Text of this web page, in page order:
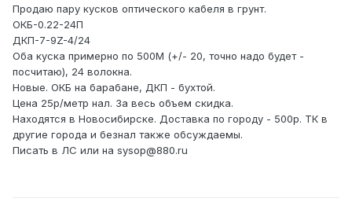
Продаю пару кусков оптического кабеля в грунт.
ОКБ-0.22-24П
ДКП-7-9Z-4/24
Оба куска примерно по 500М (+/- 20, точно надо будет -
посчитаю), 24 волокна.
Новые. ОКБ на барабане, ДКП - бухтой.
Цена 25р/метр нал. За весь объем скидка.
Находятся в Новосибирске. Доставка по городу - 500р. ТК в
другие города и безнал также обсуждаемы.
Писать в ЛС или на sysop@880.ru